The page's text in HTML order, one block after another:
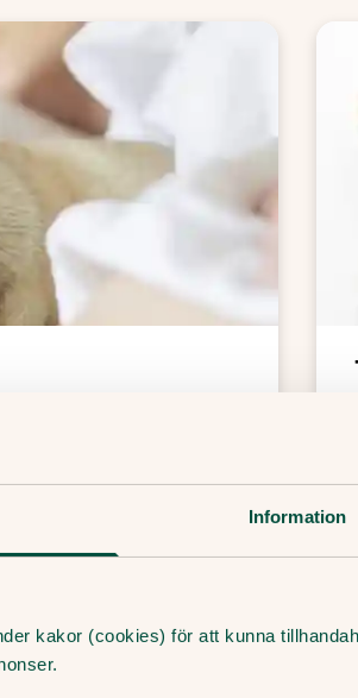
Information
kakor (cookies) för att kunna
upp bredvid dig i
bästa vän
Läs mer